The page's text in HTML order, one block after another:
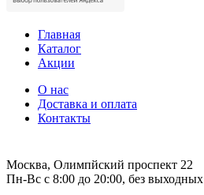
Главная
Каталог
Акции
О нас
Доставка и оплата
Контакты
Москва, Олимпйский проспект 22
Пн-Вс с 8:00 до 20:00, без выходных